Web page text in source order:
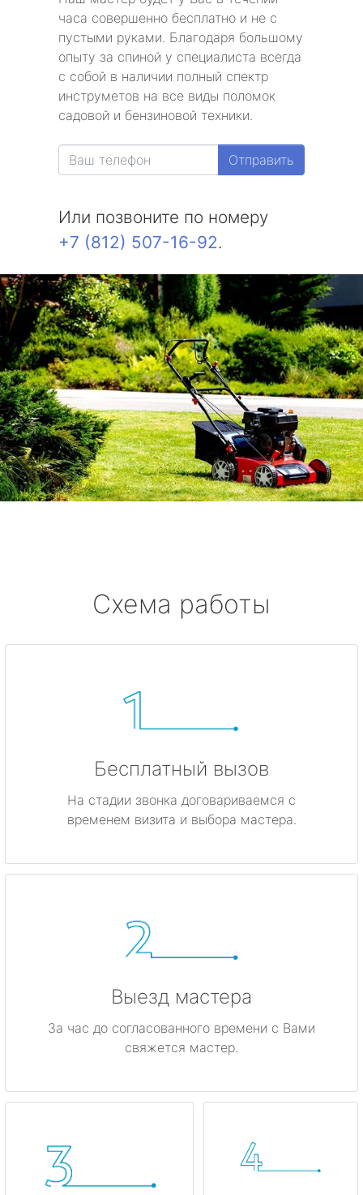
часа совершенно бесплатно и не с
пустыми руками. Благодаря большому
опыту за спиной у специалиста всегда
с собой в наличии полный спектр
инструметов на все виды поломок
садовой и бензиновой техники.
Отправить
Или позвоните по номеру
+7 (812) 507-16-92.
Схема работы
Бесплатный вызов
На стадии звонка договариваемся с
временем визита и выбора мастера.
Выезд мастера
За час до согласованного времени с Вами
свяжется мастер.